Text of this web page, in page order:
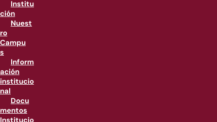
Institu
ción
Nuest
ro
Campu
s
Inform
ación
institucio
nal
Docu
mentos
Institucio